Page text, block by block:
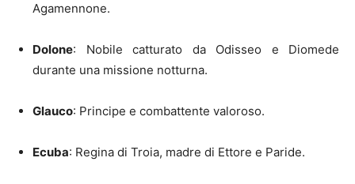
Agamennone.
Dolone: Nobile catturato da Odisseo e Diomede
durante una missione notturna.
Glauco: Principe e combattente valoroso.
Ecuba: Regina di Troia, madre di Ettore e Paride.